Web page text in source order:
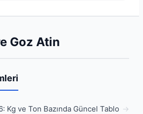
Goz Atin
Kg ve Ton Bazında Güncel Tablo